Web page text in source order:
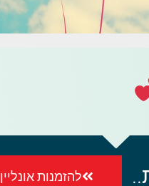
להזמנות אונליין